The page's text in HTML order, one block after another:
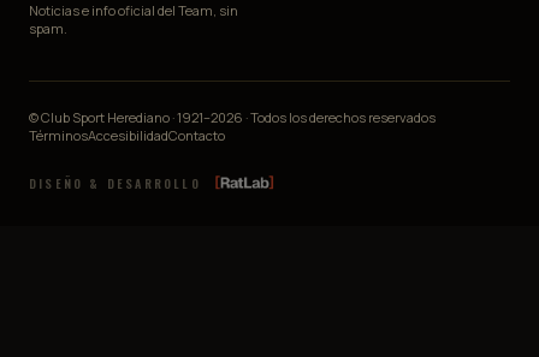
Noticias e info oficial del Team, sin
spam.
© Club Sport Herediano · 1921–2026 · Todos los derechos reservados
TérminosAccesibilidadContacto
DISEÑO & DESARROLLO